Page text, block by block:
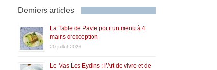
Derniers articles
La Table de Pavie pour un menu à 4
mains d’exception
20 juillet 2026
Le Mas Les Eydins : l’Art de vivre et de